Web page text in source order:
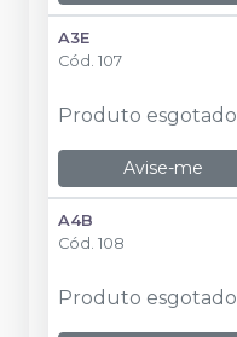
A3E
Cód. 107
Produto esgotado
Avise-me
A4B
Cód. 108
Produto esgotado